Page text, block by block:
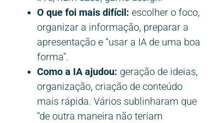
O que foi mais difícil: escolher o foco,
organizar a informação, preparar a
apresentação e “usar a IA de uma boa
forma”.
Como a IA ajudou: geração de ideias,
organização, criação de conteúdo
mais rápida. Vários sublinharam que
“de outra maneira não teriam